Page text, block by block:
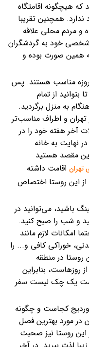
که هیچگونه اقامتگاه
همچنین تقریبا
مردم محلی علاقه
شخصی خود به گردشگران
همین صورت بوده و
مناسب هستند. پس
از تمام
به منزل برگردید.
و اطراف مناسب‌تر
آخر هفته خود را در
نهایت به خانه
این مقصد هستید
تهران اقامت داشته
از این روستا اختصاص
باشید، می‌توانید در
و شب را صبح کنید.
امکانات لازم مانند
خوراکی کافی و... را
روستا در منطقه
روزهاست، بنابراین
است یک چک لیست سفر
کجاست و چگونه
مورد بهترین فصل
روستا نیز صحبت